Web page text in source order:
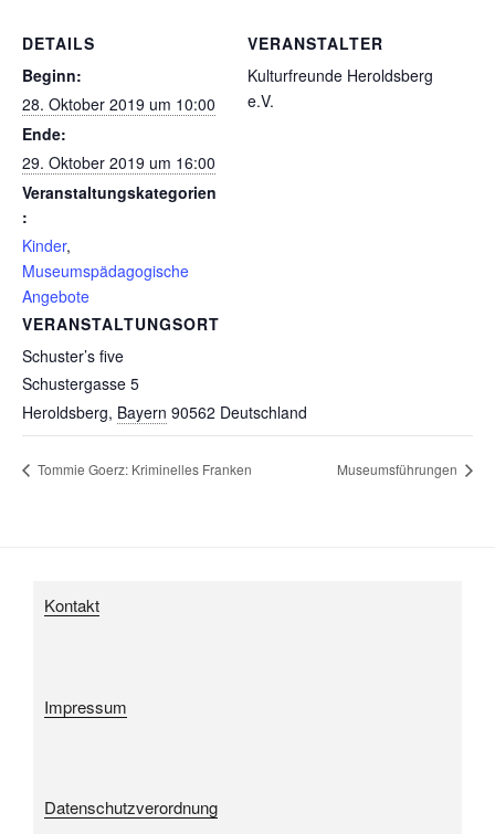
DETAILS
Beginn:
28. Oktober 2019 um 10:00
Ende:
29. Oktober 2019 um 16:00
Veranstaltungskategorien
:
Kinder,
Museumspädagogische
Angebote
VERANSTALTUNGSORT
Schuster’s five
Schustergasse 5
Heroldsberg, Bayern 90562 Deutschland
VERANSTALTER
Kulturfreunde Heroldsberg
e.V.
Tommie Goerz: Kriminelles Franken Museumsführungen
Kontakt
Impressum
Datenschutzverordnung